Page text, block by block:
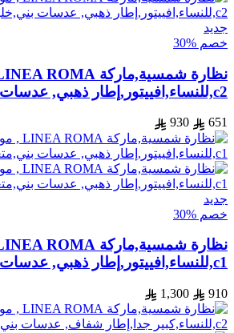
جديد
خصم %30
c2,للنساء,افييتور,إطار ذهبي, عدسات بني,خليط معدني
651
930
جديد
خصم %30
c1,للنساء,افييتور,إطار ذهبي, عدسات بني,متعددة
910
1,300